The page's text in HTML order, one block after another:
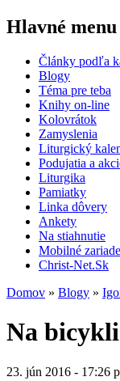
Hlavné menu
Články podľa
Blogy
Téma pre teba
Knihy on-line
Kolovrátok
Zamyslenia
Liturgický
Podujatia a
Liturgika
Pamiatky
Linka dôvery
Ankety
Na stiahnutie
Mobilné
Christ-Net.Sk
Domov » Blogy »
Na
23. jún 2016 - 17:26